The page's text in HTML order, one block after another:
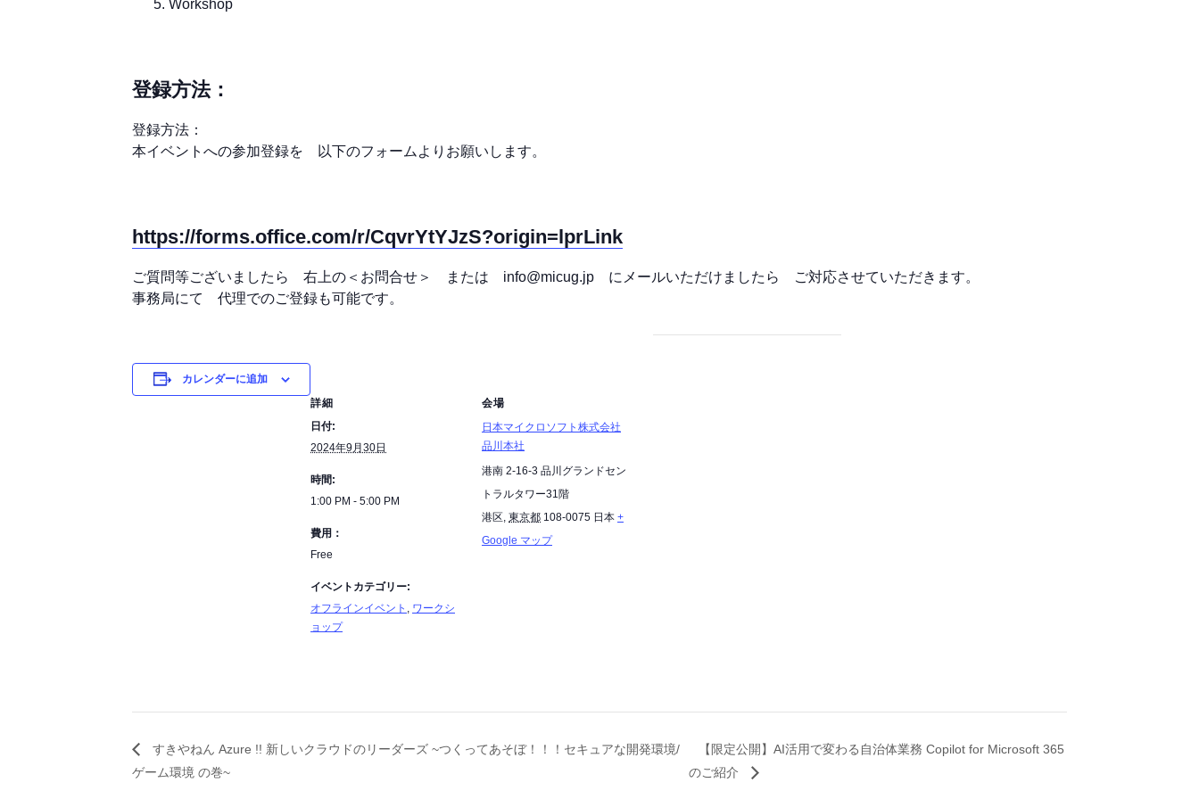
Workshop
登録方法：
登録方法：
本イベントへの参加登録を 以下のフォームよりお願いします。
https://forms.office.com/r/CqvrYtYJzS?origin=lprLink
ご質問等ございましたら 右上の＜お問合せ＞ または info@micug.jp にメールいただけましたら ご対応させていただきます。
事務局にて 代理でのご登録も可能です。
カレンダーに追加
詳細
日付:
2024年9月30日
時間:
1:00 PM - 5:00 PM
費用：
Free
イベントカテゴリー:
オフラインイベント , ワークシ
ョップ
会場
日本マイクロソフト株式会社
品川本社​
港南 2-16-3 品川グランドセン
トラルタワー31階​
港区, 東京都 108-0075 日本 +
Google マップ
すきやねん Azure !! 新しいクラウドのリーダーズ ~つくってあそぼ！！！セキュアな開発環境/
ゲーム環境 の巻~
【限定公開】AI活用で変わる自治体業務 Copilot for Microsoft 365
のご紹介